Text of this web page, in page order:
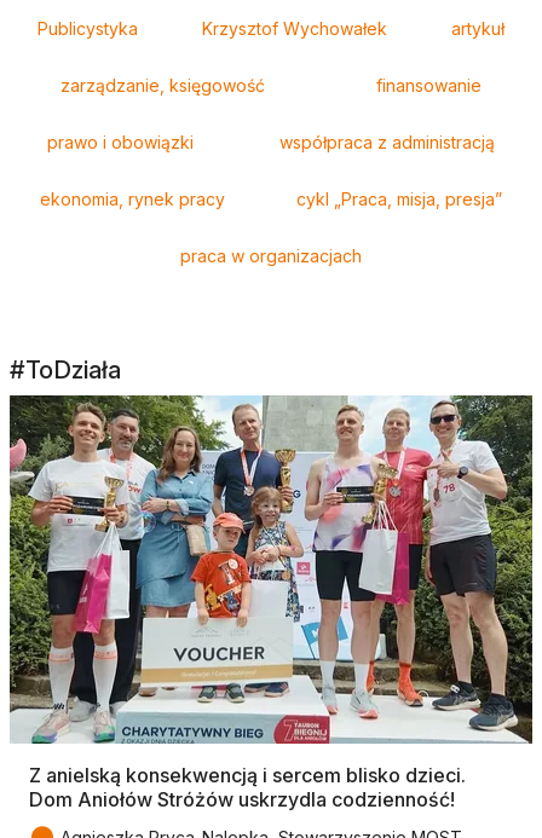
Publicystyka Krzysztof Wychowałek artykuł
zarządzanie, księgowość finansowanie
prawo i obowiązki współpraca z administracją
ekonomia, rynek pracy cykl „Praca, misja, presja”
praca w organizacjach
#ToDziała
Z anielską konsekwencją i sercem blisko dzieci.
Dom Aniołów Stróżów uskrzydla codzienność!